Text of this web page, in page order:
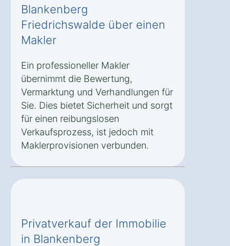
Blankenberg
Friedrichswalde über einen
Makler
Ein professioneller Makler
übernimmt die Bewertung,
Vermarktung und Verhandlungen für
Sie. Dies bietet Sicherheit und sorgt
für einen reibungslosen
Verkaufsprozess, ist jedoch mit
Maklerprovisionen verbunden.
Privatverkauf der Immobilie
in Blankenberg